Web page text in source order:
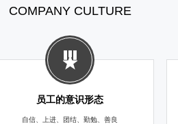
COMPANY CULTURE
员工的意识形态
自信、上进、团结、勤勉、善良